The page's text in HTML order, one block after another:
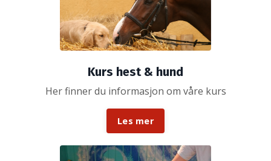
Kurs hest & hund
Her finner du informasjon om våre kurs
Les mer